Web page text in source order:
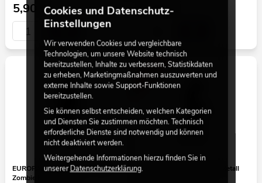
5,90 € 5,90€
EUROPALMS Silhouette Metall
Zombie Mann, 135cm
-16%
EUROPALMS Silhouette Metall
Cookies und Datenschutz-
Einstellungen
Wir verwenden Cookies und vergleichbare
Technologien, um unsere Website technisch
bereitzustellen, Inhalte zu verbessern, Statistikdaten
zu erheben, Marketingmaßnahmen auszuwerten und
externe Inhalte sowie Support-Funktionen
bereitzustellen.
Sie können selbst entscheiden, welchen Kategorien
und Diensten Sie zustimmen möchten. Technisch
erforderliche Dienste sind notwendig und können
nicht deaktiviert werden.
Weitergehende Informationen hierzu finden Sie in
unsererDatenschutzerklärung.